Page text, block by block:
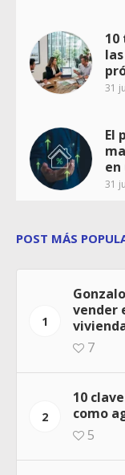
31
El
en
31
POST MÁS
1
vender
7
2
10
como
5